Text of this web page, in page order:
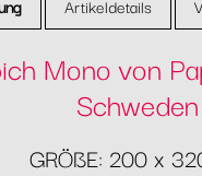
Artikeldetails
Mono von
Schweden
GRÖßE: 200 x